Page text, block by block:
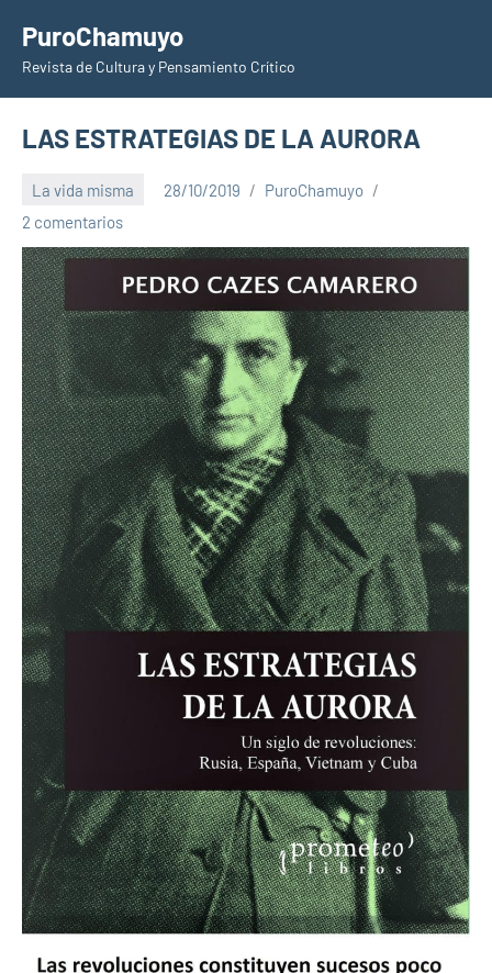
contenido
PuroChamuyo
Revista de Cultura y Pensamiento Crítico
LAS ESTRATEGIAS DE LA AURORA
La vida misma 28/10/2019
PuroChamuyo
2 comentarios